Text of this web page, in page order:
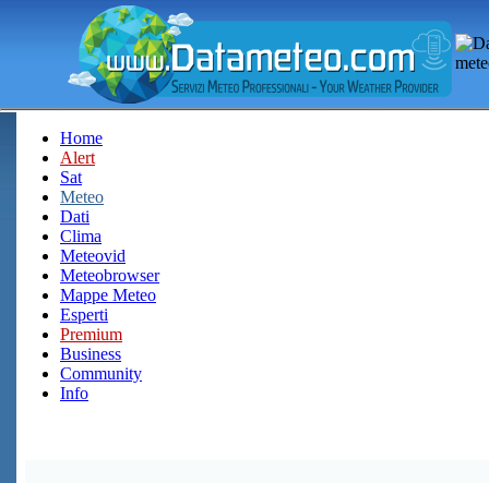
Home
Alert
Sat
Meteo
Dati
Clima
Meteovid
Meteobrowser
Mappe Meteo
Esperti
Premium
Business
Community
Info